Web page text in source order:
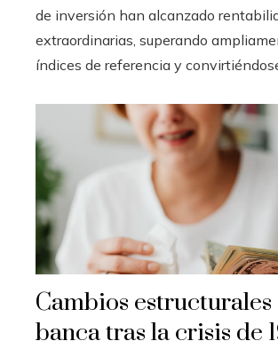
de inversión han alcanzado
extraordinarias, superando
índices de referencia y convirtiéndose
Cambios estructurales
banca tras la crisis de